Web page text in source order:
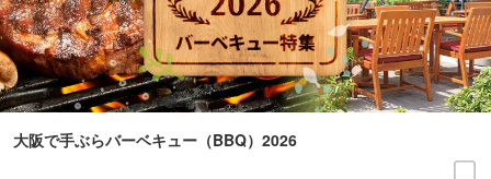
大阪で手ぶらバーベキュー（BBQ）2026